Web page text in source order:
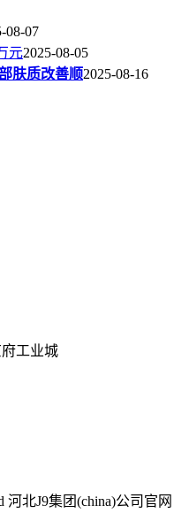
08-07
元2025-08-05
肤质改善顺2025-08-16
工业城
河北J9集团(china)公司官网